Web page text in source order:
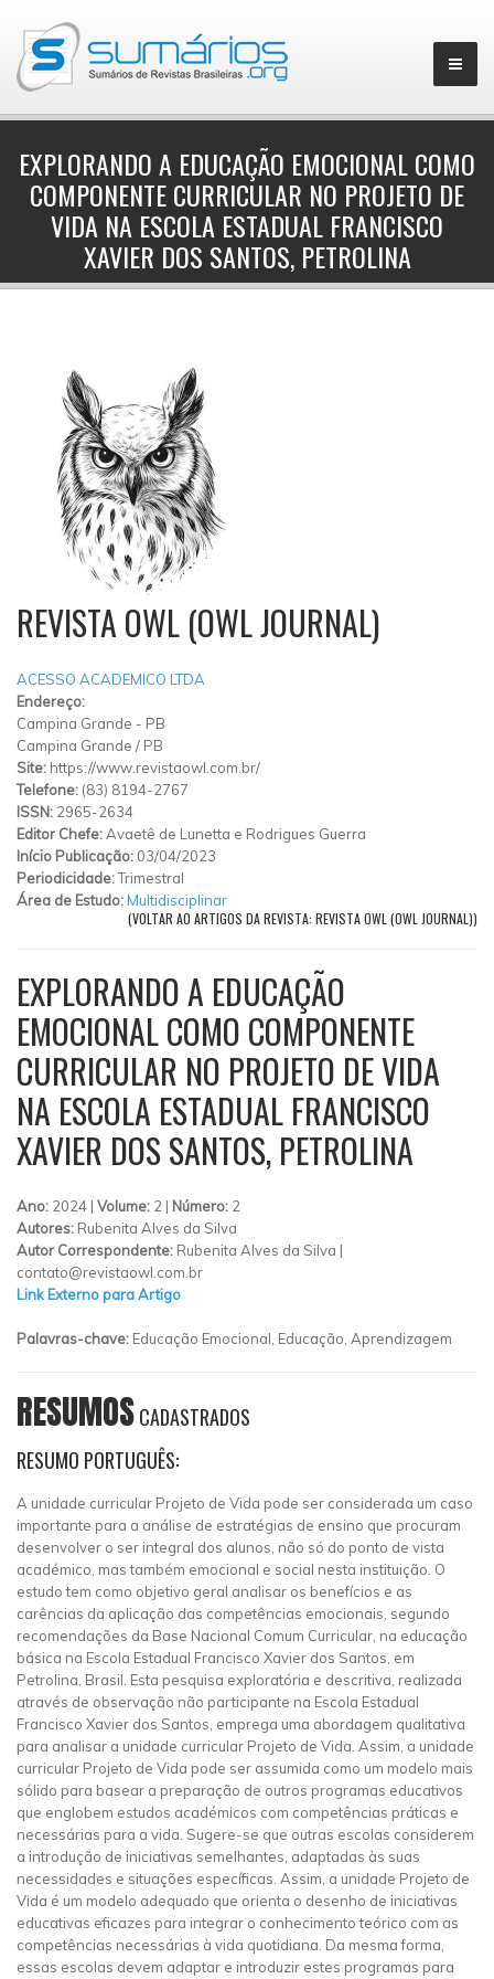
▼
EXPLORANDO A EDUCAÇÃO EMOCIONAL COMO
COMPONENTE CURRICULAR NO PROJETO DE
VIDA NA ESCOLA ESTADUAL FRANCISCO
XAVIER DOS SANTOS, PETROLINA
REVISTA OWL (OWL JOURNAL)
ACESSO ACADEMICO LTDA
Endereço:
Campina Grande - PB
Campina Grande / PB
Site: https://www.revistaowl.com.br/
Telefone: (83) 8194-2767
ISSN: 2965-2634
Editor Chefe:Avaetê de Lunetta e Rodrigues Guerra
Início Publicação: 03/04/2023
Periodicidade:Trimestral
Área de Estudo:Multidisciplinar
(VOLTAR AO ARTIGOS DA REVISTA: REVISTA OWL (OWL JOURNAL))
EXPLORANDO A EDUCAÇÃO
EMOCIONAL COMO COMPONENTE
CURRICULAR NO PROJETO DE VIDA
NA ESCOLA ESTADUAL FRANCISCO
XAVIER DOS SANTOS, PETROLINA
Ano: 2024 | Volume: 2 | Número: 2
Autores: Rubenita Alves da Silva
Autor Correspondente: Rubenita Alves da Silva |
contato@revistaowl.com.br
Link Externo para Artigo
Palavras-chave: Educação Emocional, Educação, Aprendizagem
RESUMOSCADASTRADOS
RESUMO PORTUGUÊS:
A unidade curricular Projeto de Vida pode ser considerada um caso
importante para a análise de estratégias de ensino que procuram
desenvolver o ser integral dos alunos, não só do ponto de vista
académico, mas também emocional e social nesta instituição. O
estudo tem como objetivo geral analisar os benefícios e as
carências da aplicação das competências emocionais, segundo
recomendações da Base Nacional Comum Curricular, na educação
básica na Escola Estadual Francisco Xavier dos Santos, em
Petrolina, Brasil. Esta pesquisa exploratória e descritiva, realizada
através de observação não participante na Escola Estadual
Francisco Xavier dos Santos, emprega uma abordagem qualitativa
para analisar a unidade curricular Projeto de Vida. Assim, a unidade
curricular Projeto de Vida pode ser assumida como um modelo mais
sólido para basear a preparação de outros programas educativos
que englobem estudos académicos com competências práticas e
necessárias para a vida. Sugere-se que outras escolas considerem
a introdução de iniciativas semelhantes, adaptadas às suas
necessidades e situações específicas. Assim, a unidade Projeto de
Vida é um modelo adequado que orienta o desenho de iniciativas
educativas eficazes para integrar o conhecimento teórico com as
competências necessárias à vida quotidiana. Da mesma forma,
essas escolas devem adaptar e introduzir estes programas para